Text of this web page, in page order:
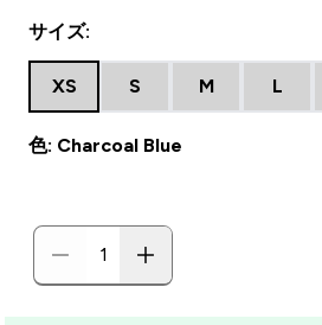
サイズ:
XS S M L
色: Charcoal Blue